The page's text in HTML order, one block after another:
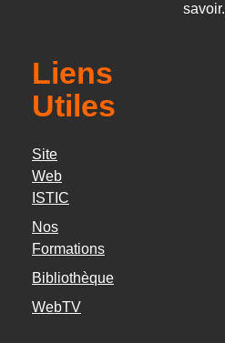
savoir.
Liens
Utiles
Site
Web
ISTIC
Nos
Formations
Bibliothèque
WebTV